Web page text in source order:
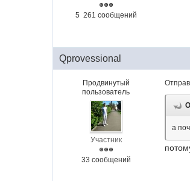
5 261 сообщений
Qprovessional
Продвинутый
пользователь
Участник
33 сообщений
а